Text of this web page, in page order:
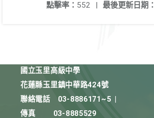
最後更新日期：
點擊率： 552 |
國立玉里高級中學
花蓮縣玉里鎮中華路424號
聯絡電話
03-8886171~5
傳真
03-8885529